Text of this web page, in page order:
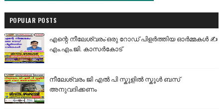
POPULAR POSTS
എന്റെ നീലേശ്വരം:ഒരു റോഡ് പിളർത്തിയ ഓർമ്മകൾ ✍️
എം.എം.ജി. കാസർകോട്
നീലേശ്വരം ജി എൽ പി സ്കൂളിൽ സ്കൂൾ ബസ്
അനുവദിക്കണം